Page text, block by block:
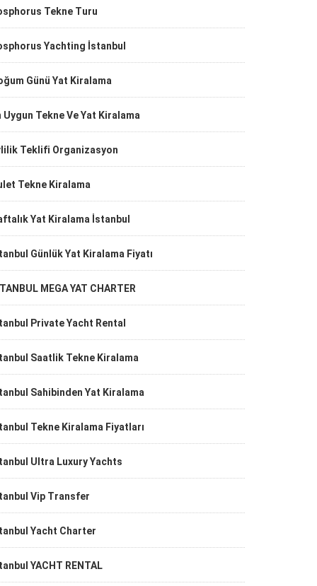
Tekne Turu
Yachting İstanbul
Günü Yat Kiralama
Uygun Tekne Ve Yat Kiralama
Teklifi Organizasyon
Tekne Kiralama
Yat Kiralama İstanbul
Günlük Yat Kiralama Fiyatı
MEGA YAT CHARTER
Private Yacht Rental
Saatlik Tekne Kiralama
Sahibinden Yat Kiralama
Tekne Kiralama Fiyatları
Ultra Luxury Yachts
Vip Transfer
Yacht Charter
YACHT RENTAL